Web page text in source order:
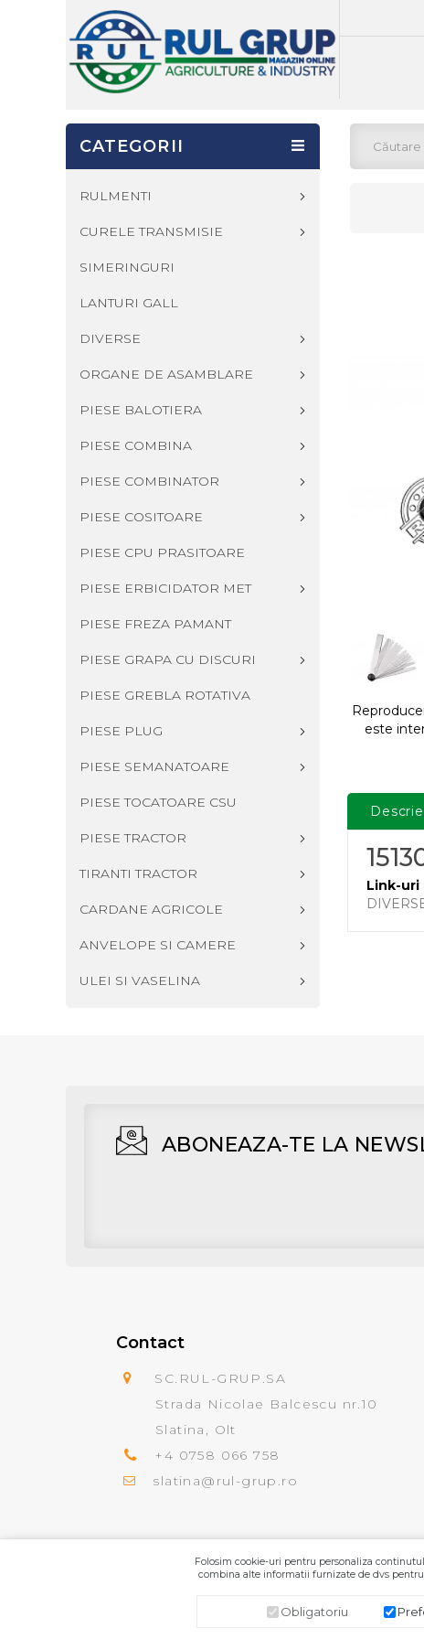
CATEGORII
RULMENTI
CURELE TRANSMISIE
SIMERINGURI
LANTURI GALL
DIVERSE
ORGANE DE ASAMBLARE
PIESE BALOTIERA
PIESE COMBINA
PIESE COMBINATOR
PIESE COSITOARE
PIESE CPU PRASITOARE
PIESE ERBICIDATOR MET
PIESE FREZA PAMANT
PIESE GRAPA CU DISCURI
PIESE GREBLA ROTATIVA
PIESE PLUG
PIESE SEMANATOARE
PIESE TOCATOARE CSU
PIESE TRACTOR
TIRANTI TRACTOR
CARDANE AGRICOLE
ANVELOPE SI CAMERE
ULEI SI VASELINA
este
Link-uri
ABONEAZA-TE LA
Contact
SC.RUL-GRUP.SA
Strada Nicolae Balcescu nr.10
Slatina, Olt
+4 0758 066 758
slatina@rul-grup.ro
Folosim cookie-uri pentru personaliza
combina alte informatii furnizate de dvs
Obligatoriu